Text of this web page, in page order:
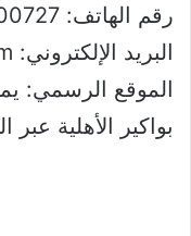
رقم الهاتف: 920000727
البريد الإلكتروني: info@bawakeerschools.com
الموقع الرسمي:
بواكير الأهلية عبر